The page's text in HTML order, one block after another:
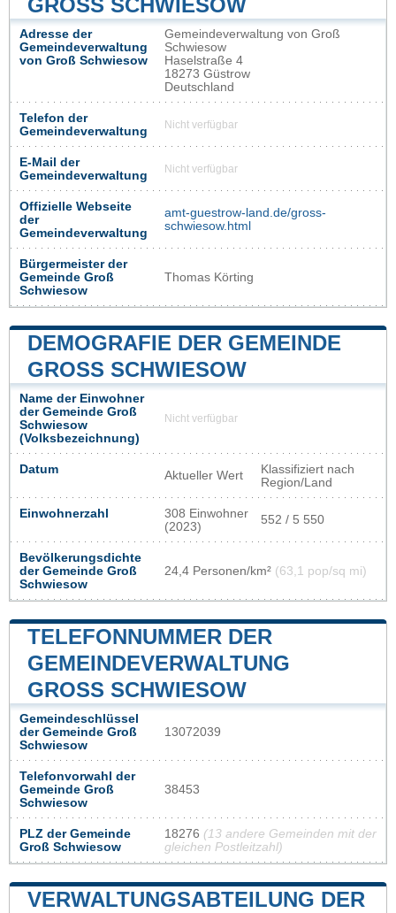
GROSS SCHWIESOW
Adresse der
Gemeindeverwaltung
von Groß Schwiesow
Gemeindeverwaltung von Groß
Schwiesow
Haselstraße 4
18273 Güstrow
Deutschland
Telefon der
Gemeindeverwaltung
Nicht verfügbar
E-Mail der
Gemeindeverwaltung
Nicht verfügbar
Offizielle Webseite
der
Gemeindeverwaltung
amt-guestrow-land.de/gross-
schwiesow.html
Bürgermeister der
Gemeinde Groß
Schwiesow
Thomas Körting
DEMOGRAFIE DER GEMEINDE
GROSS SCHWIESOW
Name der Einwohner
der Gemeinde Groß
Schwiesow
(Volksbezeichnung)
Nicht verfügbar
Datum Aktueller Wert
Klassifiziert nach
Region/Land
Einwohnerzahl
308 Einwohner
(2023)
552 / 5 550
Bevölkerungsdichte
der Gemeinde Groß
Schwiesow
24,4 Personen/km² (63,1 pop/sq mi)
TELEFONNUMMER DER
GEMEINDEVERWALTUNG
GROSS SCHWIESOW
Gemeindeschlüssel
der Gemeinde Groß
Schwiesow
13072039
Telefonvorwahl der
Gemeinde Groß
Schwiesow
38453
PLZ der Gemeinde
Groß Schwiesow
18276 (13 andere Gemeinden mit der
gleichen Postleitzahl)
VERWALTUNGSABTEILUNG DER